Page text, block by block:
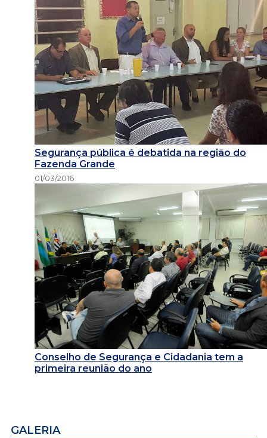
Segurança pública é debatida na região do
Fazenda Grande
01/03/2016
Conselho de Segurança e Cidadania tem a
primeira reunião do ano
GALERIA